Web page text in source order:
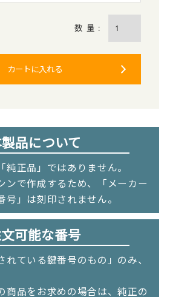
カートに入れる
品について
正品」ではありません。
ンで作成するため、「メーカー
号」は刻印されません。
可能な番号
れている鍵番号のもの」のみ、
商品をお求めの場合は、純正の